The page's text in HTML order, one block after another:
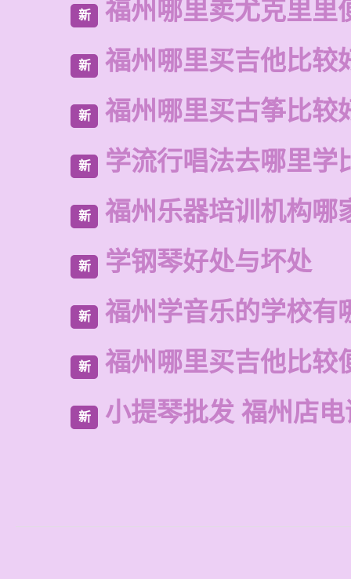
新 福州哪里卖尤克里里
新 福州哪里买吉他比较
新 福州哪里买古筝比较
新 学流行唱法去哪里学
新 福州乐器培训机构哪
新 学钢琴好处与坏处
新 福州学音乐的学校有
新 福州哪里买吉他比较
新 小提琴批发 福州店